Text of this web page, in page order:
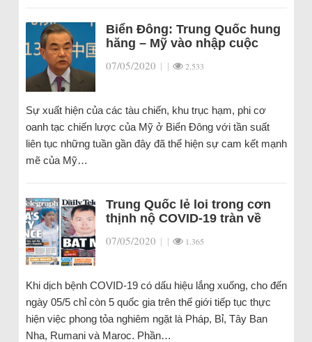
Biển Đông: Trung Quốc hung
hăng – Mỹ vào nhập cuộc
07/05/2020 | | 2.533
Sự xuất hiện của các tàu chiến, khu trục hạm, phi cơ
oanh tạc chiến lược của Mỹ ở Biển Đông với tần suất
liên tục những tuần gần đây đã thể hiện sự cam kết mạnh
mẽ của Mỹ…
Trung Quốc lẻ loi trong cơn
thịnh nộ COVID-19 tràn về
07/05/2020 | | 1.365
Khi dịch bệnh COVID-19 có dấu hiệu lắng xuống, cho đến
ngày 05/5 chỉ còn 5 quốc gia trên thế giới tiếp tục thực
hiện việc phong tỏa nghiêm ngặt là Pháp, Bỉ, Tây Ban
Nha, Rumani và Maroc. Phần…